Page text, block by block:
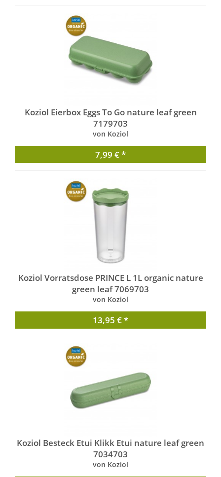
Koziol Eierbox Eggs To Go nature leaf green
7179703
von Koziol
7,99 € *
Koziol Vorratsdose PRINCE L 1L organic nature
green leaf 7069703
von Koziol
13,95 € *
Koziol Besteck Etui Klikk Etui nature leaf green
7034703
von Koziol